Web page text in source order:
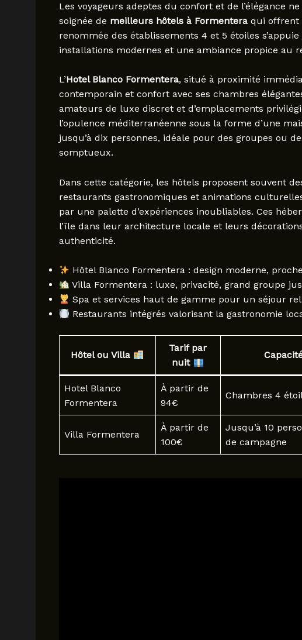
Les voyageurs adeptes du confort et de l’élégance
soignée de meilleurs hôtels à Formenteraqui offrent
renommée des établissements 4 et 5 étoiles
installations modernes et une ambiance propice au
L’Hotel Blanco Formentera, situé à proximité
contemporain et confort avec ses chambres
amateurs de luxe discret et d’emplacements
l’opulence méditerranéenne sous la forme d’une
jusqu’à dix personnes, idéale pour des groupes ou
somptueux.
Dans cette catégorie, les hôtels proposent souvent
restaurants gastronomiques et animations
par une palette d’expériences inoubliables. Ces
l’île dans leur architecture locale et leurs
authenticité.
Hôtel Blanco Formentera : design moderne,
Villa Formentera : luxe, privacité, grand groupe
Spa et services haut de gamme pour un séjour
Restaurants intégrés valorisant la gastronomie
Hôtel ou Villa
Tarif par
nuit
Hotel Blanco
Formentera
À partir de
94€
Chambres 4
Villa Formentera
À partir de
100€
Jusqu’à 10
de campagne